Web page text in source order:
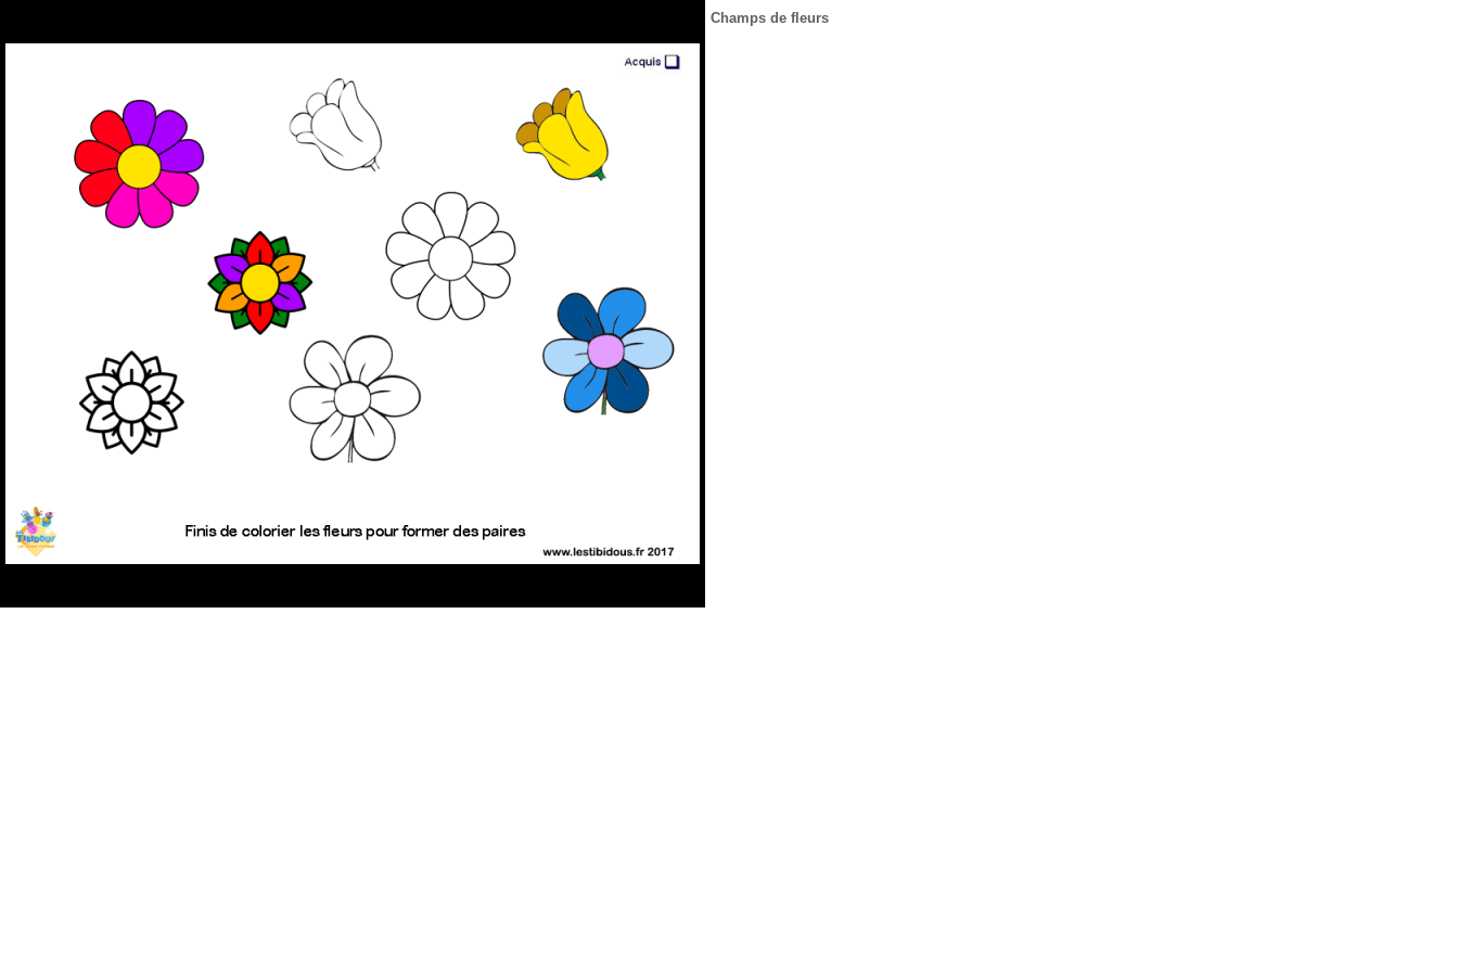
Champs de fleurs